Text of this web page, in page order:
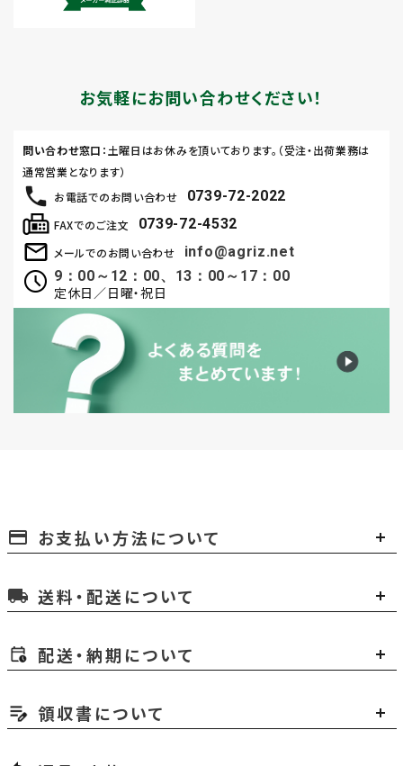
お気軽にお問い合わせください！
お電話でのお問い合わせ 0739-72-2022
メールでのお問い合わせ
info@agriz.net
9：00～12：00、13：00～17：00
定休日／日曜・祝日
FAXでのご注文 0739-72-4532
問い合わせ窓口 ：土曜日はお休みを頂いております。（受注・出荷業務は
通常営業となります）
payment お支払い方法について
local_shipping 送料・配送について
配送・納期について
領収書について